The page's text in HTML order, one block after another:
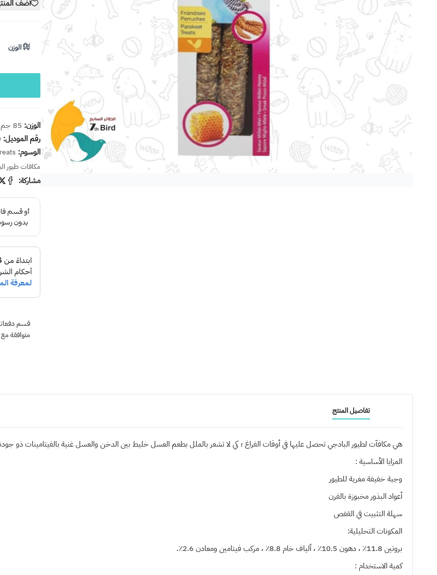
أضف
الوزن
الوزن: 85 جم
رقم الموديل:
الوسوم:
مكافات طيور
مشاركة:
متوافقة
تفاصيل المنتج
هي مكافآت لطيور البادجي تحصل عليها في أوقات الفراغ ؛ كي لا تشعر بالملل بطعم العسل خليط بين الدخن والعسل غنية بالفيتامينات ذو
المزايا الأساسية :
وجبة خفيفة مغرية للطيور
أعواد البذور مخبوزة بالفرن
سهلة التثبيت في القفص
المكونات التحليلية:
بروتين 11.8٪ ، دهون 10.5٪ ، ألياف خام 8.8٪ ، مركب فيتامين ومعادن 2.6٪.
كمية الاستخدام :